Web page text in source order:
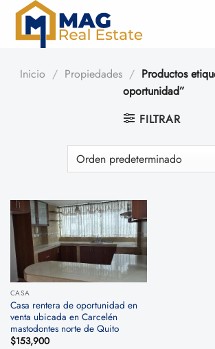
Saltar
contenido
Inicio / Propiedades / Productos
oportunidad”
FILTRAR
CASA
Casa rentera de oportunidad en
venta ubicada en Carcelén
mastodontes norte de Quito
$153,900